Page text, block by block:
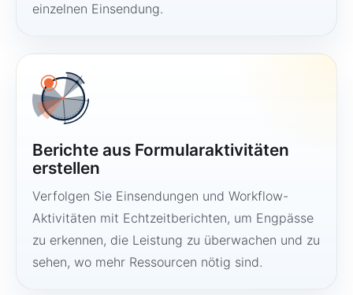
einzelnen Einsendung.
Berichte aus Formularaktivitäten
erstellen
Verfolgen Sie Einsendungen und Workflow-
Aktivitäten mit Echtzeitberichten, um Engpässe
zu erkennen, die Leistung zu überwachen und zu
sehen, wo mehr Ressourcen nötig sind.